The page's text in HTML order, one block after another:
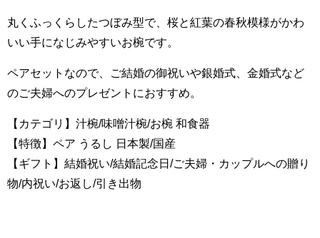
丸くふっくらしたつぼみ型で、桜と紅葉の春秋模様がかわ
いい手になじみやすいお椀です。
ペアセットなので、ご結婚の御祝いや銀婚式、金婚式など
のご夫婦へのプレゼントにおすすめ。
【カテゴリ】汁椀/味噌汁椀/お椀 和食器
【特徴】ペア うるし 日本製/国産
【ギフト】結婚祝い/結婚記念日/ご夫婦・カップルへの贈り
物/内祝い/お返し/引き出物